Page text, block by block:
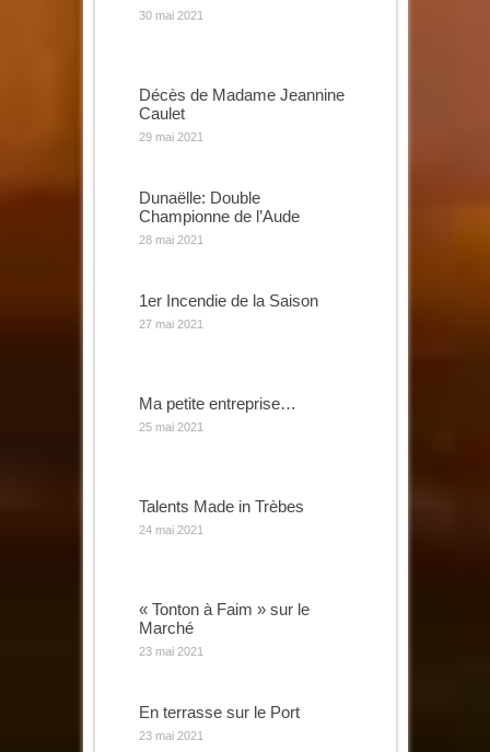
30 mai 2021
Décès de Madame Jeannine
Caulet
29 mai 2021
Dunaëlle: Double
Championne de l’Aude
28 mai 2021
1er Incendie de la Saison
27 mai 2021
Ma petite entreprise…
25 mai 2021
Talents Made in Trèbes
24 mai 2021
« Tonton à Faim » sur le
Marché
23 mai 2021
En terrasse sur le Port
23 mai 2021